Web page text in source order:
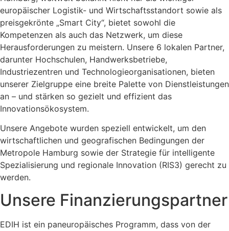
europäischer Logistik- und Wirtschaftsstandort sowie als
preisgekrönte „Smart City“, bietet sowohl die
Kompetenzen als auch das Netzwerk, um diese
Herausforderungen zu meistern. Unsere 6 lokalen Partner,
darunter Hochschulen, Handwerksbetriebe,
Industriezentren und Technologieorganisationen, bieten
unserer Zielgruppe eine breite Palette von Dienstleistungen
an – und stärken so gezielt und effizient das
Innovationsökosystem.
Unsere Angebote wurden speziell entwickelt, um den
wirtschaftlichen und geografischen Bedingungen der
Metropole Hamburg sowie der Strategie für intelligente
Spezialisierung und regionale Innovation (RIS3) gerecht zu
werden.
Unsere Finanzierungspartner
EDIH ist ein paneuropäisches Programm, dass von der